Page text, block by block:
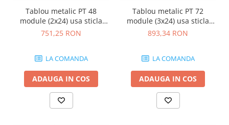
Tablou metalic PT 48
module (2x24) usa sticla
IP30 Eaton gri BF-OT-2/48-
751,25 RON
LA COMANDA
ADAUGA IN COS
Tablou metalic PT 72
module (3x24) usa sticla
IP30 Eaton gri BF-OT-3/72-
893,34 RON
LA COMANDA
ADAUGA IN COS